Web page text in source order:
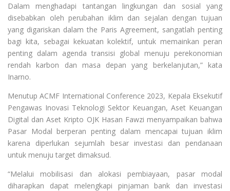
Dalam menghadapi tantangan lingkungan dan sosial yang
disebabkan oleh perubahan iklim dan sejalan dengan tujuan
yang digariskan dalam the Paris Agreement, sangatlah penting
bagi kita, sebagai kekuatan kolektif, untuk memainkan peran
penting dalam agenda transisi global menuju perekonomian
rendah karbon dan masa depan yang berkelanjutan,” kata
Inarno.
Menutup ACMF International Conference 2023, Kepala Eksekutif
Pengawas Inovasi Teknologi Sektor Keuangan, Aset Keuangan
Digital dan Aset Kripto OJK Hasan Fawzi menyampaikan bahwa
Pasar Modal berperan penting dalam mencapai tujuan iklim
karena diperlukan sejumlah besar investasi dan pendanaan
untuk menuju target dimaksud.
“Melalui mobilisasi dan alokasi pembiayaan, pasar modal
diharapkan dapat melengkapi pinjaman bank dan investasi